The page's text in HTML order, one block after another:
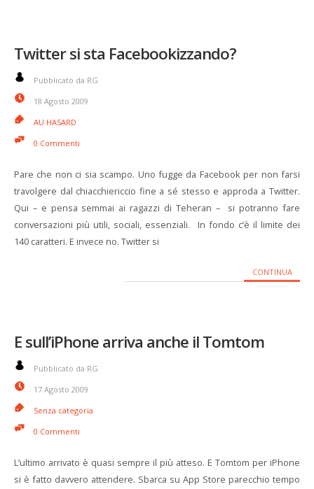
Twitter si sta Facebookizzando?
Pubblicato da RG
18 Agosto 2009
AU HASARD
0 Commenti
Pare che non ci sia scampo. Uno fugge da Facebook per non farsi
travolgere dal chiacchiericcio fine a sé stesso e approda a Twitter.
Qui – e pensa semmai ai ragazzi di Teheran – si potranno fare
conversazioni più utili, sociali, essenziali. In fondo c’è il limite dei
140 caratteri. E invece no. Twitter si
CONTINUA
E sull’iPhone arriva anche il Tomtom
Pubblicato da RG
17 Agosto 2009
Senza categoria
0 Commenti
L’ultimo arrivato è quasi sempre il più atteso. E Tomtom per iPhone
si è fatto davvero attendere. Sbarca su App Store parecchio tempo